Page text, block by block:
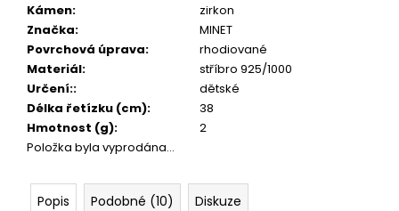
Kámen:
zirkon
Značka:
MINET
Povrchová úprava:
rhodiované
Materiál:
stříbro 925/1000
Určení::
dětské
Délka řetízku (cm):
38
Hmotnost (g):
2
Položka byla vyprodána…
Popis Podobné (10) Diskuze